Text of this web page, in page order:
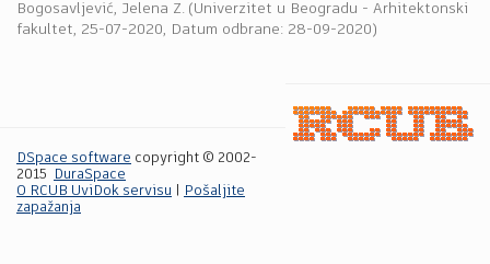
Bogosavljević, Jelena Z. (Univerzitet u Beogradu - Arhitektonski
fakultet, 25-07-2020, Datum odbrane: 28-09-2020)
DSpace software copyright © 2002-
2015
DuraSpace
O RCUB UviDok servisu
Pošaljite
zapažanja